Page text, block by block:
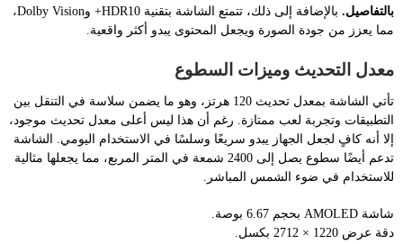
بالتفاصيل.
بالإضافة إلى ذلك، تتمتع الشاشة بتقنية HDR10+ وDolby Vision،
مما يعزز من جودة الصورة ويجعل المحتوى يبدو أكثر واقعية.
معدل التحديث وميزات السطوع
تأتي الشاشة بمعدل تحديث 120 هرتز، وهو ما يضمن سلاسة في التنقل بين
التطبيقات وتجربة لعب ممتازة. رغم أن هذا ليس أعلى معدل تحديث موجود،
إلا أنه كافٍ لجعل الجهاز يبدو سريعًا وسلسًا في الاستخدام اليومي. الشاشة
تدعم أيضًا سطوع يصل إلى 2400 شمعة في المتر المربع، مما يجعلها مثالية
للاستخدام في ضوء الشمس المباشر.
شاشة AMOLED بحجم 6.67 بوصة.
دقة عرض 1220 × 2712 بكسل.